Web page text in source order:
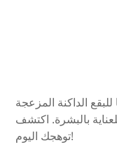
الداكنة المزعجة
بالبشرة. اكتشف
توهجك اليوم!